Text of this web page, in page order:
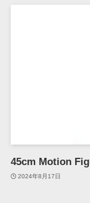
45cm Motion
2024年8月17日